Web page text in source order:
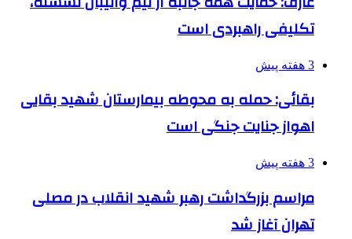
تکلیفی راهبردی است
3 هفته پیش
بقائی: حمله به محوطه بیمارستان شهید بقایی
اهواز جنایت جنگی است
3 هفته پیش
مراسم بزرگداشت رهبر شهید انقلاب در مصلی
تهران آغاز شد